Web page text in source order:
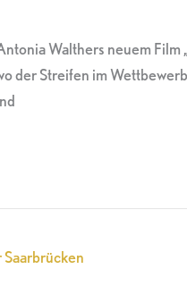
Walthers neuem
der Streifen im